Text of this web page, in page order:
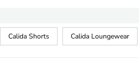
Calida Shorts Calida Loungewear